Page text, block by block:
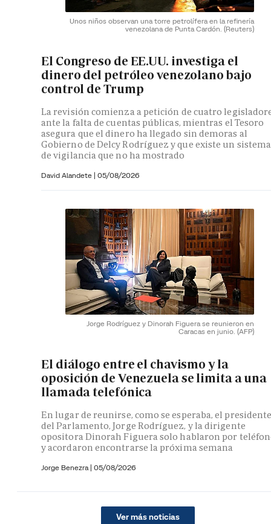
Unos niños observan una torre petrolífera en la refinería
venezolana de Punta Cardón. (Reuters)
El Congreso de EE.UU. investiga el
dinero del petróleo venezolano bajo
control de Trump
La revisión comienza a petición de cuatro
ante la falta de cuentas públicas, mientras el Tesoro
asegura que el dinero ha llegado sin demoras al
Gobierno de Delcy Rodríguez y que existe un sistema
de vigilancia que no ha mostrado
David Alandete | 05/08/2026
Jorge Rodríguez y Dinorah Figuera se reunieron en
Caracas en junio. (AFP)
El diálogo entre el chavismo y la
oposición de Venezuela se limita a una
llamada telefónica
En lugar de reunirse, como se esperaba, el
del Parlamento, Jorge Rodríguez, y la dirigente
opositora Dinorah Figuera solo hablaron por
y acordaron encontrarse la próxima semana
Jorge Benezra | 05/08/2026
Ver más noticias